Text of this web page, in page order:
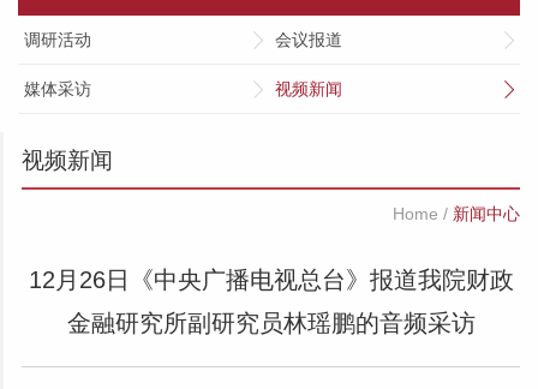
调研活动 会议报道
媒体采访 视频新闻
视频新闻
Home / 新闻中心
12月26日《中央广播电视总台》报道我院财政
金融研究所副研究员林瑶鹏的音频采访